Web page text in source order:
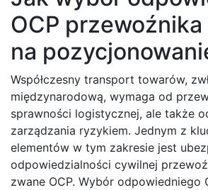
OCP przewoźnika
na
Współczesny transport towarów,
międzynarodową, wymaga od
sprawności logistycznej, ale także
zarządzania ryzykiem. Jednym z
elementów w tym zakresie jest
odpowiedzialności cywilnej
zwane OCP. Wybór odpowiedniego